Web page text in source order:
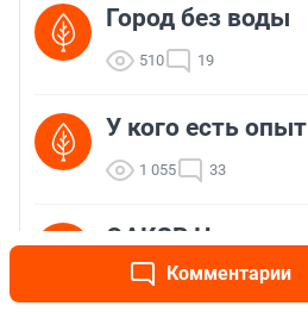
Комментарии
Город без воды
510 19
У кого есть
1 055 33
ОАКЗВ Что за
820 14